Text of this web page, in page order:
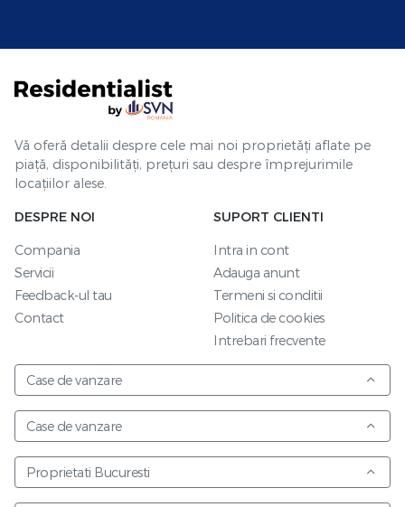
Vă oferă detalii despre cele mai noi proprietăți aflate pe
piață, disponibilități, prețuri sau despre împrejurimile
locațiilor alese.
DESPRE NOI
Compania
Servicii
Feedback-ul tau
Contact
SUPORT CLIENTI
Intra in cont
Adauga anunt
Termeni si conditii
Politica de cookies
Intrebari frecvente
Case de vanzare
Case de vanzare
Proprietati Bucuresti